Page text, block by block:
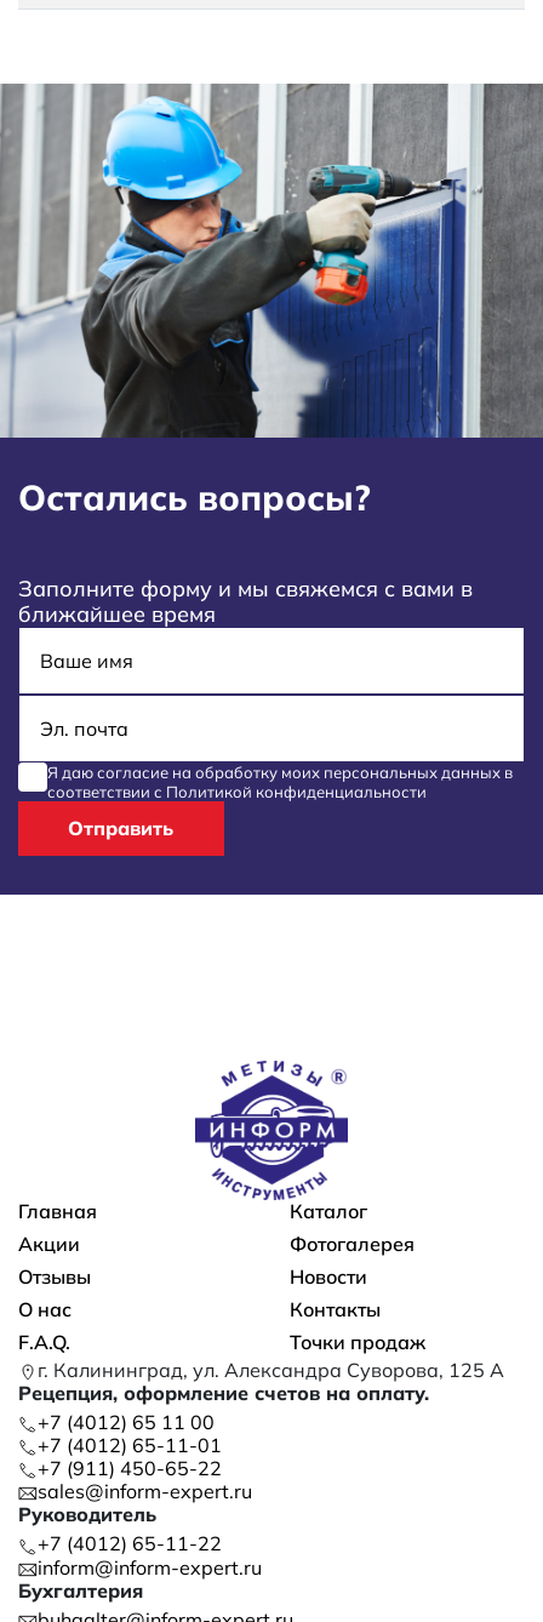
Остались вопросы?
Заполните форму и мы свяжемся с вами в
ближайшее время
Я даю согласие на обработку моих персональных данных в
соответствии с Политикой конфиденциальности
Отправить
Основная навигация
Главная
Каталог
Акции
Фотогалерея
Отзывы
Новости
О нас
Контакты
F.A.Q.
Точки продаж
г. Калининград, ул. Александра Суворова, 125 А
Рецепция, оформление счетов на оплату.
+7 (4012) 65 11 00
+7 (4012) 65-11-01
+7 (911) 450-65-22
sales@inform-expert.ru
Руководитель
+7 (4012) 65-11-22
inform@inform-expert.ru
Бухгалтерия